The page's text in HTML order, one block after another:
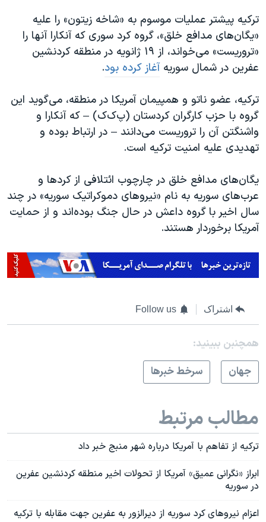
ترکیه پیشتر عملیات موسوم به «شاخه زیتون» را علیه
«یگان‌های مدافع خلق»، گروه کرد سوری که آنکارا آنها را
«تروریست» می‌خواند، از ۱۹ ژانویه در منطقه کردنشین
عفرین در شمال سوریهآغاز کرده بود.
ترکیه، عضو ناتو و همپیمان آمریکا در منطقه، می‌گوید این
گروه با حزب کارگران کردستان (پ‌ک‌ک) – که آنکارا و
واشنگتن آن را تروریست می‌دانند – در ارتباط بوده و
تهدیدی علیه امنیت ترکیه است.
یگان‌های مدافع خلق در چارچوب ائتلافی از کردها و
عرب‌های سوریه به نام «نیروهای دموکراتیک سوریه» در چند
سال اخیر با گروه داعش در حال جنگ بوده‌اند و از حمایت
آمریکا برخوردار هستند.
اشتراک Follow us
همچنبن ببینید:
جهان
سرخط خبرها
مطالب مرتبط
ترکیه از تفاهم با آمریکا درباره شهر منبج خبر داد
ابراز «نگرانی عمیق» آمریکا از تحولات اخیر منطقه کردنشین عفرین
در سوریه
اعزام نیروهای کرد سوریه از دیرالزور به عفرین جهت مقابله با ترکیه